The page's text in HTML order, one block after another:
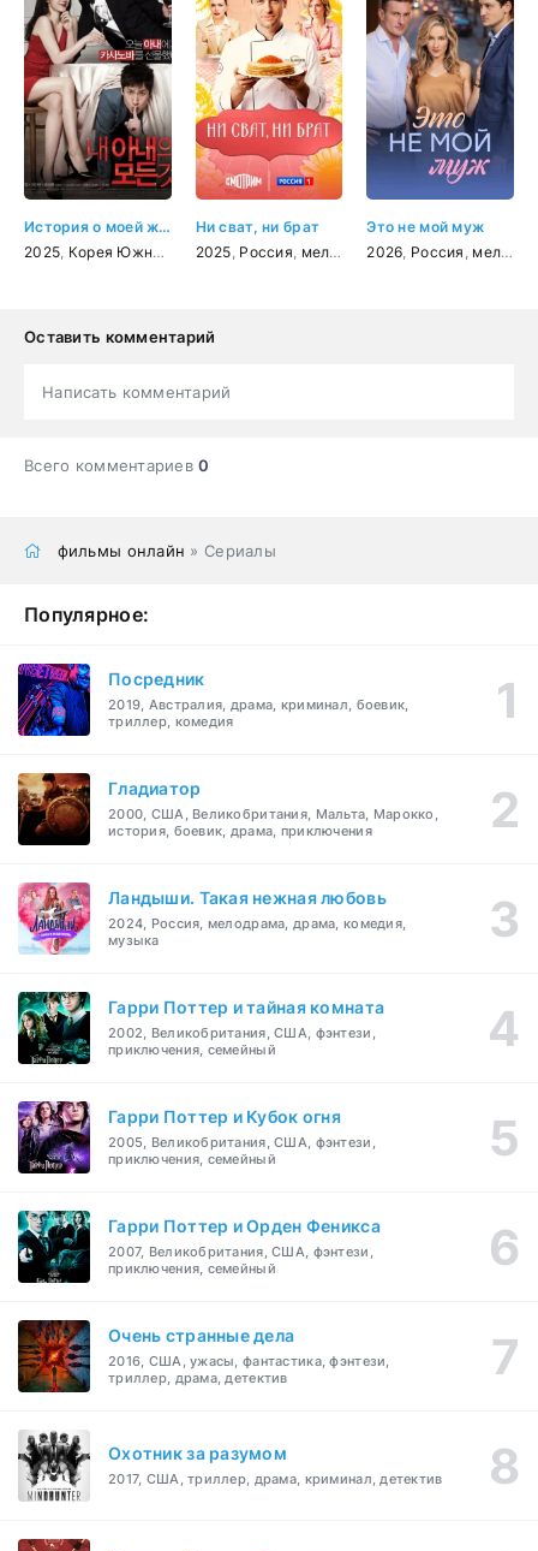
История о моей жене
2025 Корея Южная мелодрама,комедия
Ни сват, ни брат
2025 Россия мелодрама
Это не мой муж
2026 Россия мелодрама
Оставить комментарий
Написать комментарий
Всего комментариев0
фильмы онлайн » Сериалы
Популярное:
Посредник
2019, Австралия, драма, криминал, боевик,
триллер, комедия
Гладиатор
2000, США, Великобритания, Мальта, Марокко,
история, боевик, драма, приключения
Ландыши. Такая нежная любовь
2024, Россия, мелодрама, драма, комедия,
музыка
Гарри Поттер и тайная комната
2002, Великобритания, США, фэнтези,
приключения, семейный
Гарри Поттер и Кубок огня
2005, Великобритания, США, фэнтези,
приключения, семейный
Гарри Поттер и Орден Феникса
2007, Великобритания, США, фэнтези,
приключения, семейный
Очень странные дела
2016, США, ужасы, фантастика, фэнтези,
триллер, драма, детектив
Охотник за разумом
2017, США, триллер, драма, криминал, детектив